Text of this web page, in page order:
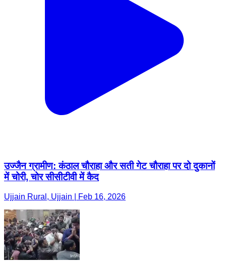
उज्जैन ग्रामीण: कंठाल चौराहा और सती गेट चौराहा पर दो दुकानों
में चोरी, चोर सीसीटीवी में कैद
Ujjain Rural, Ujjain | Feb 16, 2026